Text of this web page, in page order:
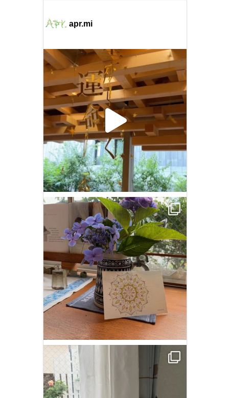
apr.mi